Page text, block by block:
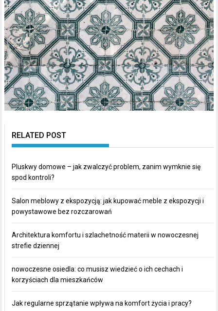
RELATED POST
Pluskwy domowe – jak zwalczyć problem, zanim wymknie się
spod kontroli?
Salon meblowy z ekspozycją: jak kupować meble z ekspozycji i
powystawowe bez rozczarowań
Architektura komfortu i szlachetność materii w nowoczesnej
strefie dziennej
nowoczesne osiedla: co musisz wiedzieć o ich cechach i
korzyściach dla mieszkańców
Jak regularne sprzątanie wpływa na komfort życia i pracy?